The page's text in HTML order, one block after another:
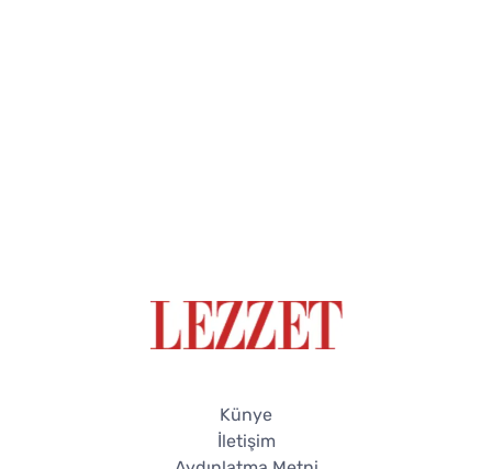
Künye
İletişim